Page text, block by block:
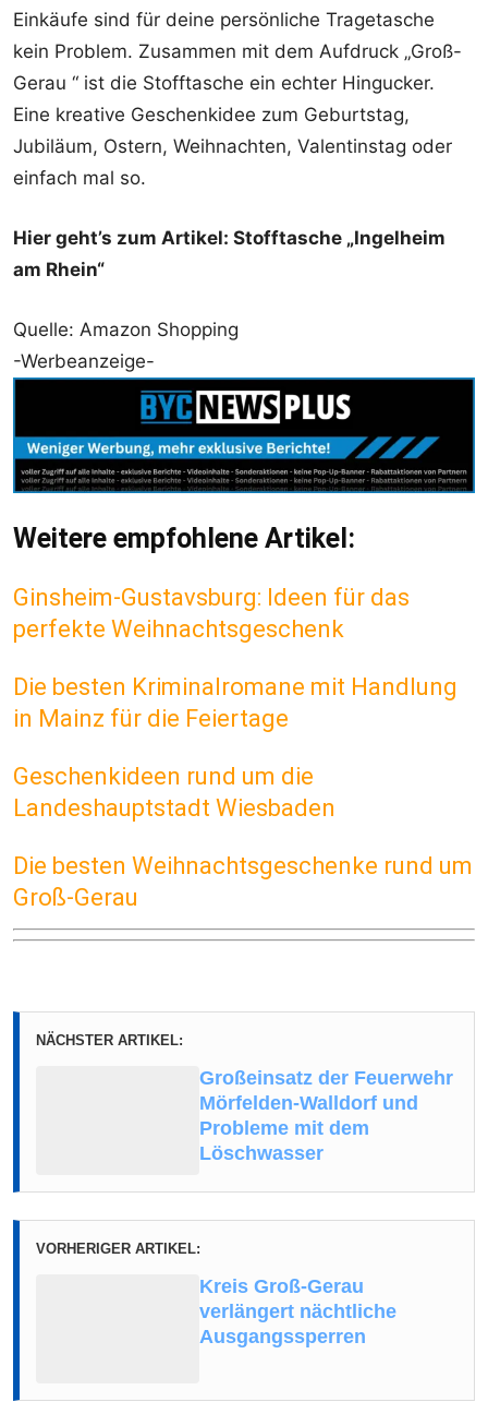
Einkäufe sind für deine persönliche Tragetasche
kein Problem. Zusammen mit dem Aufdruck „Groß-
Gerau “ ist die Stofftasche ein echter Hingucker.
Eine kreative Geschenkidee zum Geburtstag,
Jubiläum, Ostern, Weihnachten, Valentinstag oder
einfach mal so.
Hier geht’s zum Artikel: Stofftasche „Ingelheim
am Rhein“
Quelle: Amazon Shopping
-Werbeanzeige-
Weitere empfohlene Artikel:
Ginsheim-Gustavsburg: Ideen für das
perfekte Weihnachtsgeschenk
Die besten Kriminalromane mit Handlung
in Mainz für die Feiertage
Geschenkideen rund um die
Landeshauptstadt Wiesbaden
Die besten Weihnachtsgeschenke rund um
Groß-Gerau
NÄCHSTER ARTIKEL:
Großeinsatz der Feuerwehr
Mörfelden-Walldorf und
Probleme mit dem
Löschwasser
VORHERIGER ARTIKEL:
Kreis Groß-Gerau
verlängert nächtliche
Ausgangssperren